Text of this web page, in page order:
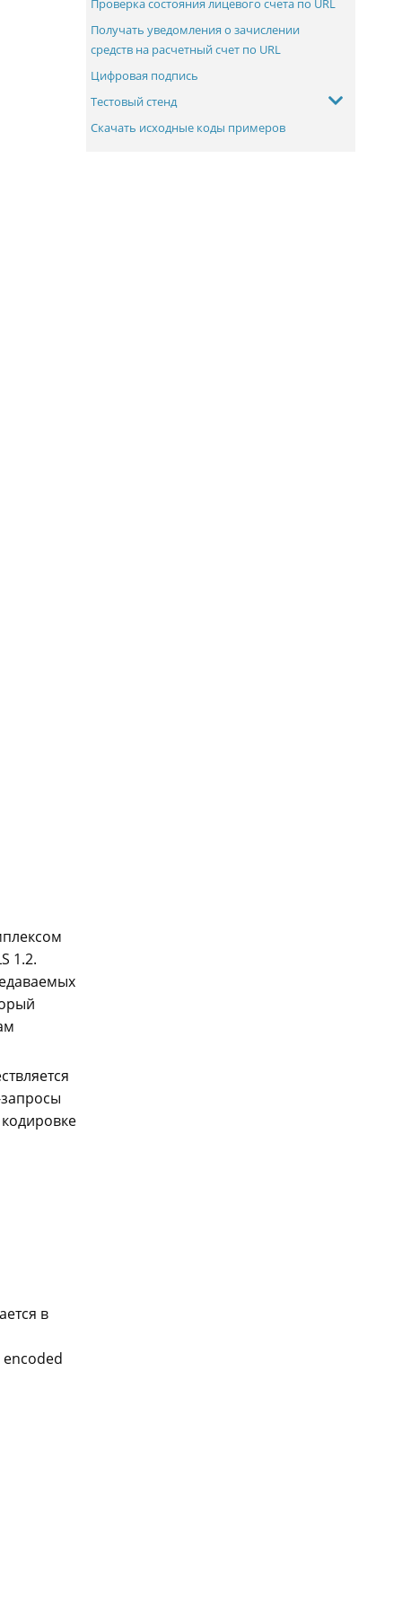
1.2.
в
encoded
Проверка состояния лицевого счета по URL
Получать уведомления о зачислении
средств на расчетный счет по URL
Цифровая подпись
Тестовый стенд
Скачать исходные коды примеров